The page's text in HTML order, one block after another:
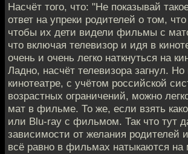
Насчёт того, что: "Не показывай
ответ на упреки родителей о том, что
чтобы их дети видели фильмы с
что включая телевизор и идя в
очень и очень легко наткнуться на
Ладно, насчёт телевизора загнул.
кинотеатре, с учётом российской
возрастных ограничений, можно
мат в фильме. То же, если взять
или Blu-ray с фильмом. Так что тут
зависимости от желания родителей
всё равно в фильмах натыкаются на